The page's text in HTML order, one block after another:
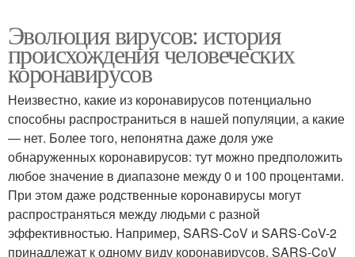
Эволюция вирусов: история
происхождения человеческих
коронавирусов
Неизвестно, какие из коронавирусов потенциально
способны распространиться в нашей популяции, а какие
— нет. Более того, непонятна даже доля уже
обнаруженных коронавирусов: тут можно предположить
любое значение в диапазоне между 0 и 100 процентами.
При этом даже родственные коронавирусы могут
распространяться между людьми с разной
эффективностью. Например, SARS-CoV и SARS-CoV-2
принадлежат к одному виду коронавирусов. SARS-CoV